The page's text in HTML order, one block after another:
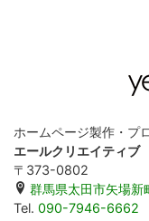
ホームページ製作・プ
エールクリエイティブ
〒373-0802
群馬県太田市矢場
Tel. 090-7946-6662